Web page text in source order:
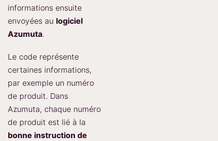
informations ensuite
envoyées au logiciel
Azumuta.
Le code représente
certaines informations,
par exemple un numéro
de produit. Dans
Azumuta, chaque numéro
de produit est lié à la
bonne instruction de